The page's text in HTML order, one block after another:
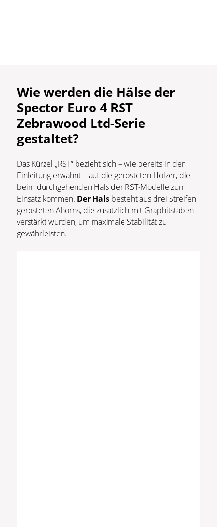
Wie werden die Hälse der
Spector Euro 4 RST
Zebrawood Ltd-Serie
gestaltet?
Das Kürzel „RST“ bezieht sich – wie bereits in der
Einleitung erwähnt – auf die gerösteten Hölzer, die
beim durchgehenden Hals der RST-Modelle zum
Einsatz kommen. Der Hals besteht aus drei Streifen
gerösteten Ahorns, die zusätzlich mit Graphitstäben
verstärkt wurden, um maximale Stabilität zu
gewährleisten.